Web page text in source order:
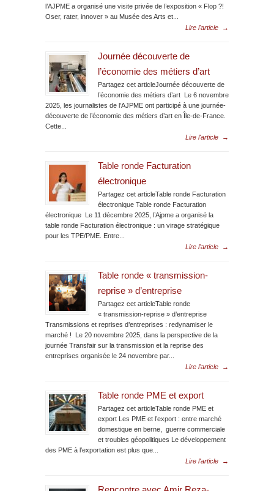
l’AJPME a organisé une visite privée de l’exposition « Flop ?!
Oser, rater, innover » au Musée des Arts et...
Lire l'article
→
Journée découverte de
l’économie des métiers d’art
Partagez cet articleJournée découverte de
l’économie des métiers d’art Le 6 novembre
2025, les journalistes de l’AJPME ont participé à une journée-
découverte de l’économie des métiers d’art en Île-de-France.
Cette...
Lire l'article
→
Table ronde Facturation
électronique
Partagez cet articleTable ronde Facturation
électronique Table ronde Facturation
électronique Le 11 décembre 2025, l’Ajpme a organisé la
table ronde Facturation électronique : un virage stratégique
pour les TPE/PME. Entre...
Lire l'article
→
Table ronde « transmission-
reprise » d’entreprise
Partagez cet articleTable ronde
« transmission-reprise » d’entreprise
Transmissions et reprises d’entreprises : redynamiser le
marché ! Le 20 novembre 2025, dans la perspective de la
journée Transfair sur la transmission et la reprise des
entreprises organisée le 24 novembre par...
Lire l'article
→
Table ronde PME et export
Partagez cet articleTable ronde PME et
export Les PME et l’export : entre marché
domestique en berne, guerre commerciale
et troubles géopolitiques Le développement
des PME à l’exportation est plus que...
Lire l'article
→